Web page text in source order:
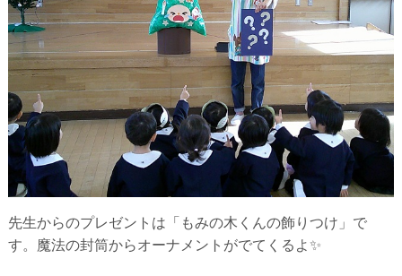
先生からのプレゼントは「もみの木くんの飾りつけ」で
す。魔法の封筒からオーナメントがでてくるよ✨